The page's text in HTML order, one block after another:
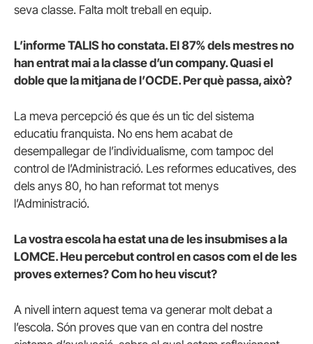
seva classe. Falta molt treball en equip.
L’informe TALIS ho constata. El 87% dels mestres no
han entrat mai a la classe d’un company. Quasi el
doble que la mitjana de l’OCDE. Per què passa, això?
La meva percepció és que és un tic del sistema
educatiu franquista. No ens hem acabat de
desempallegar de l’individualisme, com tampoc del
control de l’Administració. Les reformes educatives, des
dels anys 80, ho han reformat tot menys
l’Administració.
La vostra escola ha estat una de les insubmises a la
LOMCE. Heu percebut control en casos com el de les
proves externes? Com ho heu viscut?
A nivell intern aquest tema va generar molt debat a
l’escola. Són proves que van en contra del nostre